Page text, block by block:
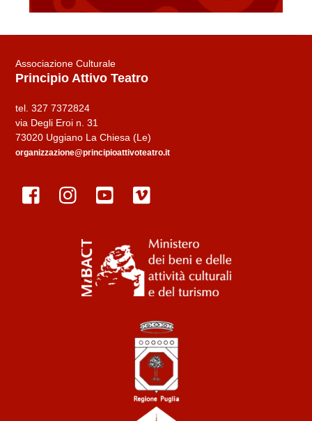
Associazione Culturale
Principio Attivo Teatro
tel. 327 7372824
via Degli Eroi n. 31
73020 Uggiano La Chiesa (Le)
organizzazione@principioattivoteatro.it